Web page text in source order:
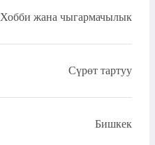
Хобби жана чыгармачылык
Сүрөт тартуу
Бишкек